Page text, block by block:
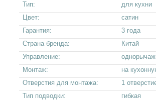
Тип:
для кухни
Цвет:
сатин
Гарантия:
3 года
Страна бренда:
Китай
Управление:
Монтаж:
на
Отверстия для монтажа:
1
Тип подводки:
гибкая